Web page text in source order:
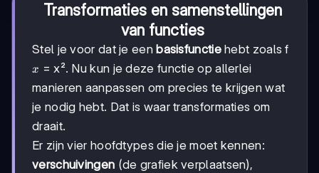
Transformaties en samenstellingen
van functies
Stel je voor dat je een basisfunctiehebt zoals f
x
x = x². Nu kun je deze functie op allerlei
manieren aanpassen om precies te krijgen wat
je nodig hebt. Dat is waar transformaties om
draait.
Er zijn vier hoofdtypes die je moet kennen:
verschuivingen (de grafiek verplaatsen),